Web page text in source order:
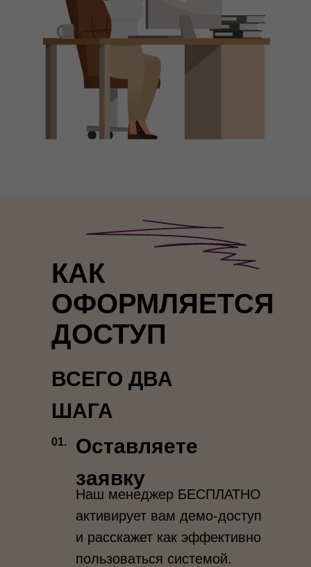
КАК
ОФОРМЛЯЕТСЯ
ДОСТУП
ВСЕГО ДВА
ШАГА
01.
Оставляете
заявку
Наш менеджер БЕСПЛАТНО
активирует вам демо-доступ
и расскажет как эффективно
пользоваться системой.